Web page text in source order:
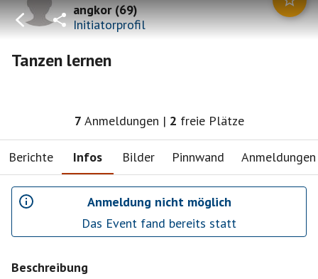
angkor(69)
Initiatorprofil
Tanzen lernen
7 Anmeldungen | 2 freie Plätze
Berichte Infos Bilder Pinnwand Anmeldungen
Anmeldung nicht möglich
Das Event fand bereits statt
Beschreibung